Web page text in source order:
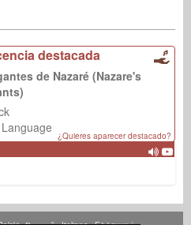
destacada
de Nazaré (Nazare's
¿Quieres aparecer destacado?